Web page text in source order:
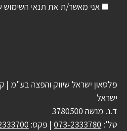
אני מאשר/ת את תנאי השימוש
פלסאון ישראל שיווק והפצה בע"מ |
ישראל
ד.נ. מנשה 3780500
טל': 073-2333780 | פקס: